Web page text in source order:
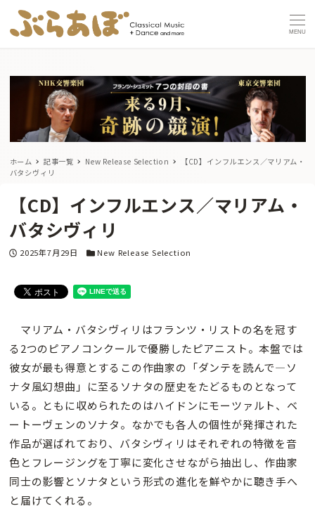
MENU
ホーム 記事一覧 New Release Selection
【CD】インフルエンス／マリアム・
バタシヴィリ
【CD】インフルエンス／マリアム・
バタシヴィリ
投稿日
2025年7月29日 カテゴリー
New Release Selection
マリアム・バタシヴィリはフランツ・リストの名を冠す
る2つのピアノコンクールで優勝したピアニスト。本盤では
彼女が最も得意とするこの作曲家の「ダンテを読んで—ソ
ナタ風幻想曲」に至るソナタの歴史をたどるものとなって
いる。ともに収められたのはハイドンにモーツァルト、ベ
ートーヴェンのソナタ。なかでも各人の個性が発揮された
作品が選ばれており、バタシヴィリはそれぞれの特徴を音
色とフレージングを丁寧に変化させながら抽出し、作曲家
同士の影響とソナタという形式の進化を鮮やかに聴き手へ
と届けてくれる。